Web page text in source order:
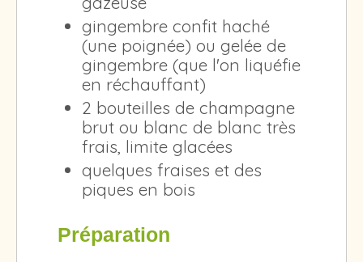
gingembre confit haché
(une poignée) ou gelée de
gingembre (que l'on liquéfie
en réchauffant)
2 bouteilles de champagne
brut ou blanc de blanc très
frais, limite glacées
quelques fraises et des
piques en bois
Préparation